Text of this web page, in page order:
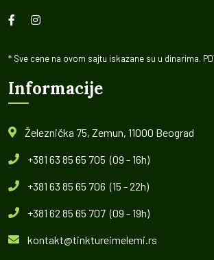
* Sve cene na ovom sajtu iskazane su u dinarima.
Informacije
Železnička 75, Zemun, 11000 Beograd
+381 63 85 65 705 (09 - 16h)
+381 63 85 65 706 (15 - 22h)
+381 62 85 65 707 (09 - 19h)
kontakt@tinktureimelemi.rs